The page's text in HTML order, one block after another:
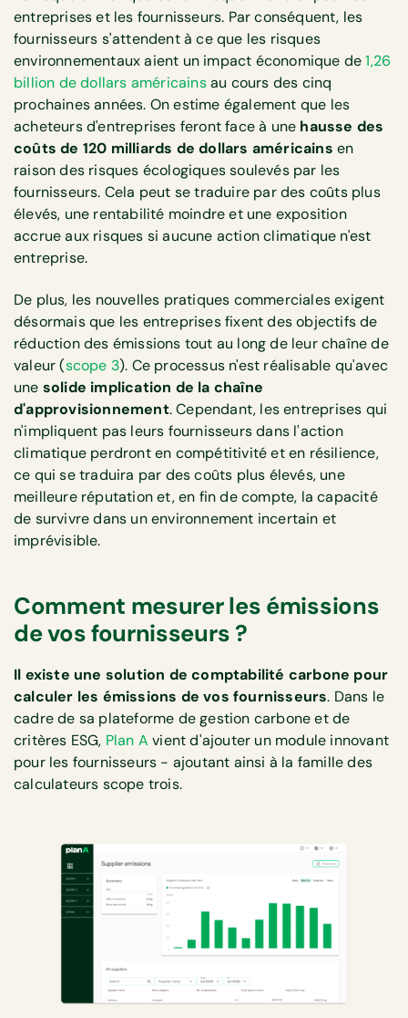
entreprises et les fournisseurs. Par conséquent, les
fournisseurs s'attendent à ce que les risques
environnementaux aient un impact économique de1,26
billion de dollars américainsau cours des cinq
prochaines années. On estime également que les
acheteurs d'entreprises feront face à une hausse des
coûts de 120 milliards de dollars américains en
raison des risques écologiques soulevés par les
fournisseurs. Cela peut se traduire par des coûts plus
élevés, une rentabilité moindre et une exposition
accrue aux risques si aucune action climatique n'est
entreprise.
De plus, les nouvelles pratiques commerciales exigent
désormais que les entreprises fixent des objectifs de
réduction des émissions tout au long de leur chaîne de
valeur (scope 3). Ce processus n'est réalisable qu'avec
une solide implication de la chaîne
d'approvisionnement. Cependant, les entreprises qui
n'impliquent pas leurs fournisseurs dans l'action
climatique perdront en compétitivité et en résilience,
ce qui se traduira par des coûts plus élevés, une
meilleure réputation et, en fin de compte, la capacité
de survivre dans un environnement incertain et
imprévisible.
Comment mesurer les émissions
de vos fournisseurs ?
Il existe une solution de comptabilité carbone pour
calculer les émissions de vos fournisseurs. Dans le
cadre de sa plateforme de gestion carbone et de
critères ESG, Plan A vient d'ajouter un module innovant
pour les fournisseurs - ajoutant ainsi à la famille des
calculateurs scope trois.